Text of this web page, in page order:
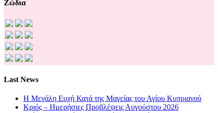
Ζώδια
Last News
Η Μεγάλη Ευχή Κατά της Μαγείας του Αγίου Κυπριανού
Κριός – Ημερήσιες Προβλέψεις Αυγούστου 2026